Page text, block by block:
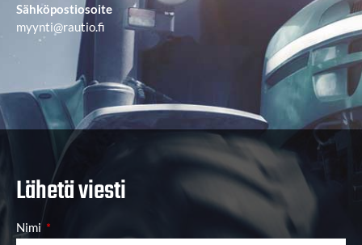
Sähköpostiosoite
myynti@rautio.fi
Lähetä viesti
Nimi